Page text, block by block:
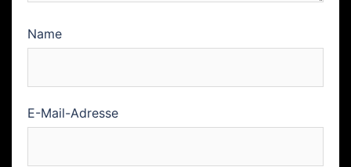
Name
E-Mail-Adresse